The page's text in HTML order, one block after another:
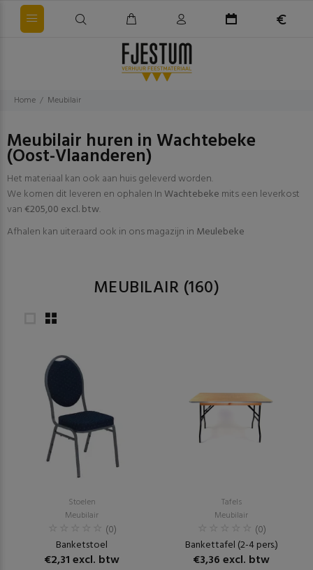
Home Meubilair
Meubilair huren in Wachtebeke
(Oost-Vlaanderen)
Het materiaal kan ook aan huis geleverd worden.
We komen dit leveren en ophalen InWachtebeke mits een leverkost
van€205,00 excl. btw.
Afhalen kan uiteraard ook in ons magazijn in Meulebeke
MEUBILAIR (160)
Stoelen
Meubilair
(0)
Banketstoel
€2,31 excl. btw
Tafels
Meubilair
(0)
Bankettafel (2-4 pers.)
€3,36 excl. btw